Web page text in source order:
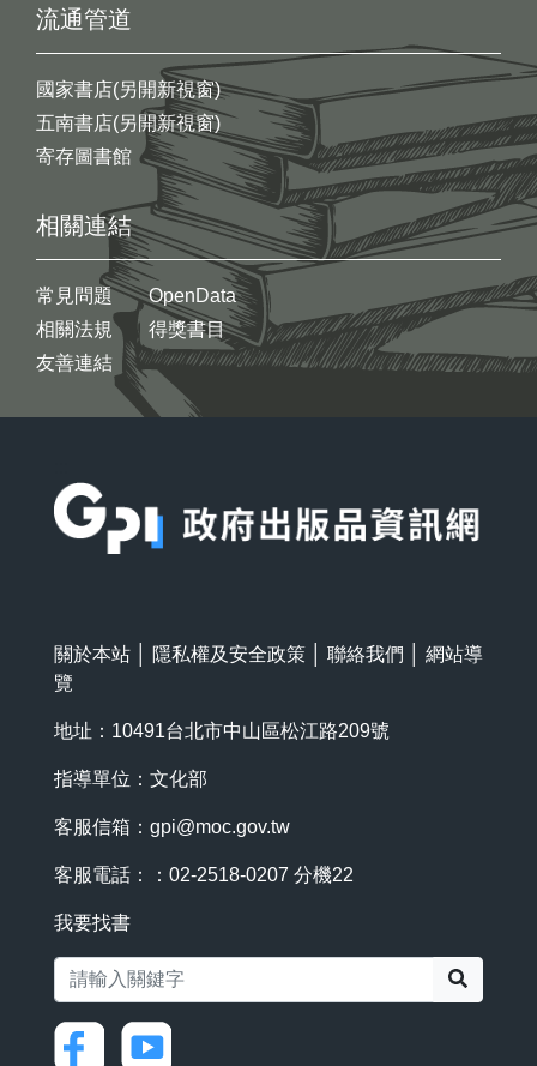
流通管道
國家書店(另開新視窗)
五南書店(另開新視窗)
寄存圖書館
相關連結
常見問題
相關法規
友善連結
OpenData
得獎書目
關於本站 隱私權及安全政策 聯絡我們
網站導
覽
地址：10491台北市中山區松江路209號
指導單位：文化部
客服信箱： gpi@moc.gov.tw
客服電話：：02-2518-0207 分機22
我要找書